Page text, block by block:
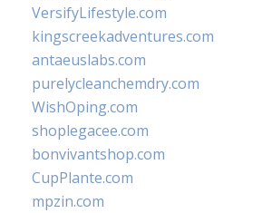
VersifyLifestyle.com
kingscreekadventures.com
antaeuslabs.com
purelycleanchemdry.com
WishOping.com
shoplegacee.com
bonvivantshop.com
CupPlante.com
mpzin.com